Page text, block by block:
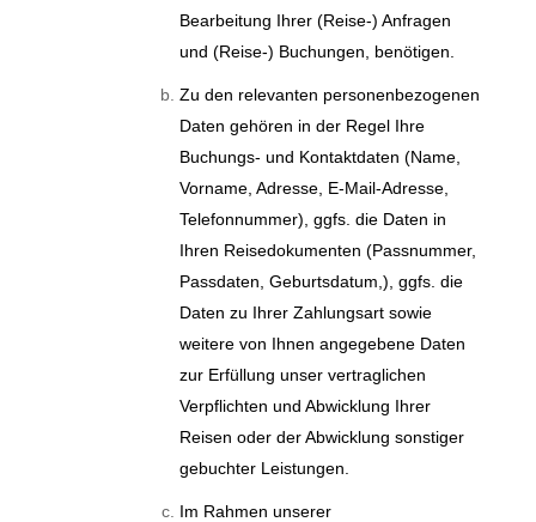
Bearbeitung Ihrer (Reise-) Anfragen
und (Reise-) Buchungen, benötigen.
Zu den relevanten personenbezogenen
Daten gehören in der Regel Ihre
Buchungs- und Kontaktdaten (Name,
Vorname, Adresse, E-Mail-Adresse,
Telefonnummer), ggfs. die Daten in
Ihren Reisedokumenten (Passnummer,
Passdaten, Geburtsdatum,), ggfs. die
Daten zu Ihrer Zahlungsart sowie
weitere von Ihnen angegebene Daten
zur Erfüllung unser vertraglichen
Verpflichten und Abwicklung Ihrer
Reisen oder der Abwicklung sonstiger
gebuchter Leistungen.
Im Rahmen unserer